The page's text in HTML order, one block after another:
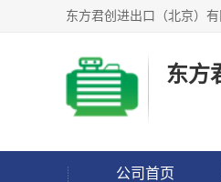
东方
公司首页